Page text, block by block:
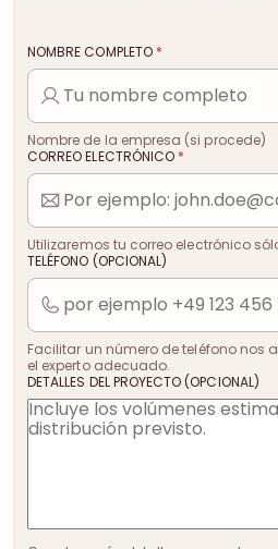
NOMBRE COMPLETO *
Nombre de la empresa (si procede)
CORREO ELECTRÓNICO *
Utilizaremos tu correo electrónico
TELÉFONO (OPCIONAL)
Facilitar un número de teléfono
el experto adecuado.
DETALLES DEL PROYECTO (OPCIONAL)